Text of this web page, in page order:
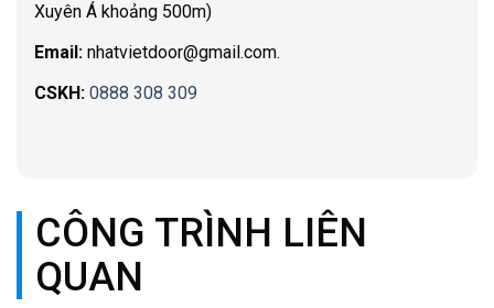
Xuyên Á khoảng 500m)
Email: nhatvietdoor@gmail.com.
CSKH: 0888 308 309
CÔNG TRÌNH LIÊN
QUAN